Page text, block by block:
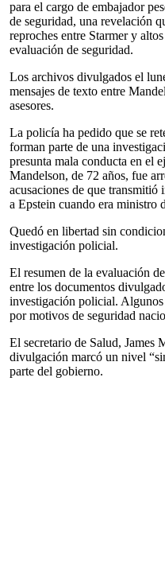
para el cargo de embajador
de seguridad, una revelación
reproches entre Starmer y
evaluación de seguridad.
Los archivos divulgados el
mensajes de texto entre
asesores.
La policía ha pedido que se
forman parte de una
presunta mala conducta en el
Mandelson, de 72 años, fue
acusaciones de que
a Epstein cuando era ministro
Quedó en libertad sin
investigación policial.
El resumen de la evaluación
entre los documentos
investigación policial. Algunos
por motivos de seguridad
El secretario de Salud, James
divulgación marcó un nivel
parte del gobierno.